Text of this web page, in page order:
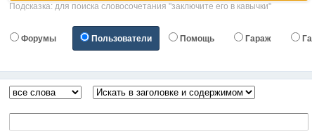
Подсказка: для поиска словосочетания "заключите его в кавычки"
Форумы Пользователи Помощь Гараж